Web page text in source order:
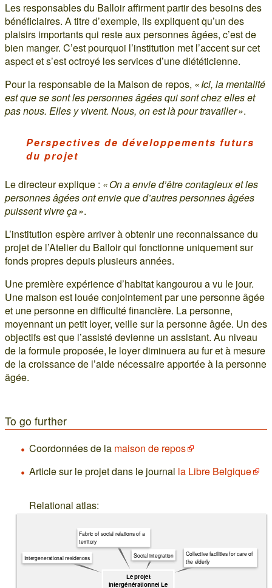
Les responsables du Balloir affirment partir des besoins des
bénéficiaires. A titre d’exemple, ils expliquent qu’un des
plaisirs importants qui reste aux personnes âgées, c’est de
bien manger. C’est pourquoi l’institution met l’accent sur cet
aspect et s’est octroyé les services d’une diététicienne.
Pour la responsable de la Maison de repos, « Ici, la mentalité
est que se sont les personnes âgées qui sont chez elles et
pas nous. Elles y vivent. Nous, on est là pour travailler ».
Perspectives de développements futurs
du projet
Le directeur explique : « On a envie d’être contagieux et les
personnes âgées ont envie que d’autres personnes âgées
puissent vivre ça ».
L’institution espère arriver à obtenir une reconnaissance du
projet de l’Atelier du Balloir qui fonctionne uniquement sur
fonds propres depuis plusieurs années.
Une première expérience d’habitat kangourou a vu le jour.
Une maison est louée conjointement par une personne âgée
et une personne en difficulté financière. La personne,
moyennant un petit loyer, veille sur la personne âgée. Un des
objectifs est que l’assisté devienne un assistant. Au niveau
de la formule proposée, le loyer diminuera au fur et à mesure
de la croissance de l’aide nécessaire apportée à la personne
âgée.
To go further
Coordonnées de la maison de repos
Article sur le projet dans le journal la Libre Belgique
Relational atlas:
Le projet
intergénérationnel Le
Collective facilities for care of
the elderly
Social integration
Fabric of social relations of a
territory
Intergenerational residences